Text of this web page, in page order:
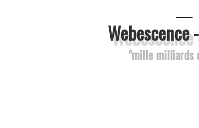
Webescence
"mille milliards